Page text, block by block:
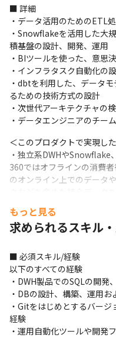
■ 詳細
・データ活用のためのETL
・Snowflakeを活用した大
積基盤の設計、開発、運用
・BIツールを使った、意思
・インフラタスク自動化の
・dbtを利用した、データ
るための技術方式の設計
・次世代アーキテクチャの
・データエンジニアのチー
＜このプロダクトで実現し
・独立系DWHや
360ではオフラインの消費
のオンライン上でのデータ
・クライアントは当社のサ
ることが可能です
■ この仕事の面白み、魅力
・急成長中の事業の拡大期
る自社サービス開発に携わ
・スピード感の早いスター
データ、クラウドなど最先
・Snowflakeを活用した大
積基盤の設計、開発、運用
もっと見る
求められるスキル
■ 必須スキル/経験
以下のすべての経験
・DWH製品でのSQLの開発
・DBの設計、構築、運用
・Gitをはじめとするバー
経験
・運用自動化ツールや開発